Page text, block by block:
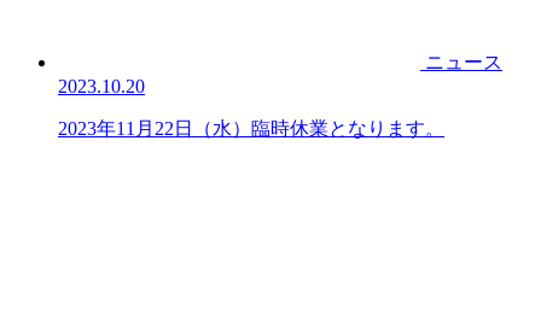
ニュース
2023.10.20
2023年11月22日（水）臨時休業となります。